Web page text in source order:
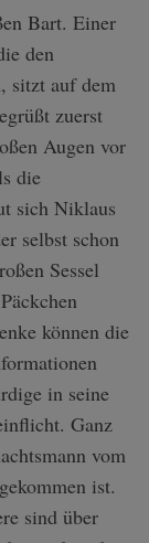
Bart. Einer
den
sitzt auf dem
zuerst
Augen vor
die
sich Niklaus
selbst schon
Sessel
können die
in seine
Ganz
vom
ist.
sind über